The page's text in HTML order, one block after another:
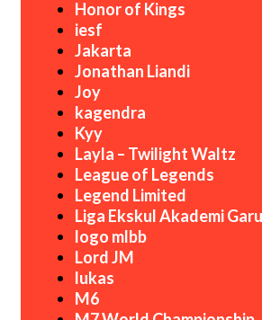
Honor of Kings
iesf
Jakarta
Jonathan Liandi
Joy
kagendra
Kyy
Layla – Twilight Waltz
League of Legends
Legend Limited
Liga Ekskul Akademi
logo mlbb
Lord JM
lukas
M6